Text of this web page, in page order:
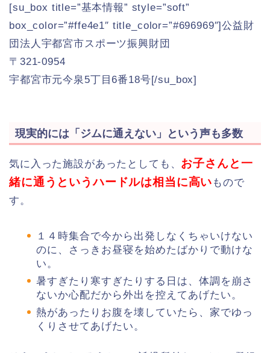
[su_box title=”基本情報” style=”soft”
box_color=”#ffe4e1″ title_color=”#696969″]公益財
団法人宇都宮市スポーツ振興財団
〒321-0954
宇都宮市元今泉5丁目6番18号[/su_box]
現実的には「ジムに通えない」という声も多数
気に入った施設があったとしても、 お子さんと一
緒に通うというハードルは相当に高い もので
す。
１４時集合で今から出発しなくちゃいけない
のに、さっきお昼寝を始めたばかりで動けな
い。
暑すぎたり寒すぎたりする日は、体調を崩さ
ないか心配だから外出を控えてあげたい。
熱があったりお腹を壊していたら、家でゆっ
くりさせてあげたい。